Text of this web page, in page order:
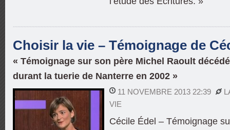
Choisir la vie – Témoignage de
« Témoignage sur son père Michel Raoult
durant la tuerie de Nanterre en 2002 »
11 NOVEMBRE 2013 22:39
VIE
Cécile Édel – Témoignage